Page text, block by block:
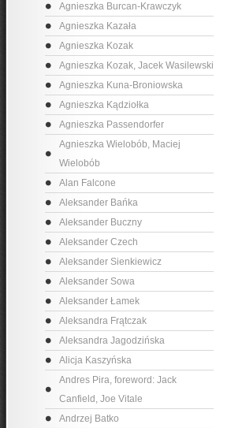
Agnieszka Burcan-Krawczyk
Agnieszka Kazała
Agnieszka Kozak
Agnieszka Kozak, Jacek Wasilewski
Agnieszka Kuna-Broniowska
Agnieszka Kądziołka
Agnieszka Passendorfer
Agnieszka Wielobób, Maciej
Wielobób
Alan Falcone
Aleksander Bańka
Aleksander Buczny
Aleksander Czech
Aleksander Sienkiewicz
Aleksander Sowa
Aleksander Łamek
Aleksandra Frątczak
Aleksandra Jagodzińska
Alicja Kaszyńska
Andres Pira, foreword: Jack
Canfield, Joe Vitale
Andrzej Batko